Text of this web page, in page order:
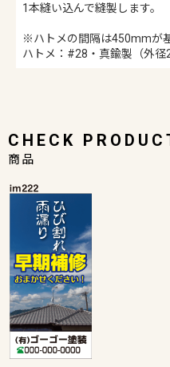
1本縫い込んで縫製します。
※ハトメの間隔は450mmが
ハトメ：#28・真鍮製（外
CHECK
商品